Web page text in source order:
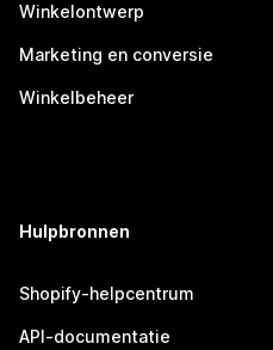
Winkelontwerp
Marketing en conversie
Winkelbeheer
Hulpbronnen
Shopify-helpcentrum
API-documentatie